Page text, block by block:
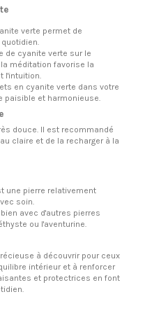
verte permet de
de cyanite verte sur le
méditation favorise la
l'intuition.
en cyanite verte dans votre
paisible et harmonieuse.
douce. Il est recommandé
claire et de la recharger à la
une pierre relativement
soin.
avec d'autres pierres
ou l'aventurine.
à découvrir pour ceux
intérieur et à renforcer
et protectrices en font